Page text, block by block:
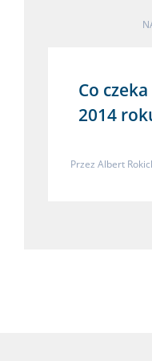
Co
2014
Przez Albert